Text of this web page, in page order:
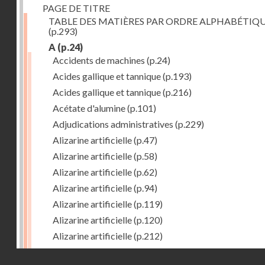
PAGE DE TITRE
TABLE DES MATIÈRES PAR ORDRE
(p.293)
A (p.24)
Accidents de machines (p.24)
Acides gallique et tannique(p.193)
Acides gallique et tannique(p.216)
Acétate d'alumine(p.101)
Adjudications administratives (p.229)
Alizarine artificielle(p.47)
Alizarine artificielle(p.58)
Alizarine artificielle(p.62)
Alizarine artificielle(p.94)
Alizarine artificielle(p.119)
Alizarine artificielle(p.120)
Alizarine artificielle(p.212)
Alizarine artificielle(p.256)